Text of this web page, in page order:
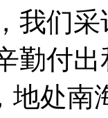
我们
勤付
处南